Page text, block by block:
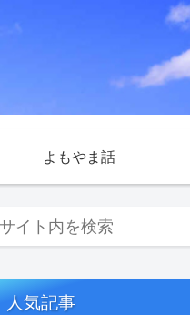
よもやま話
人気記事